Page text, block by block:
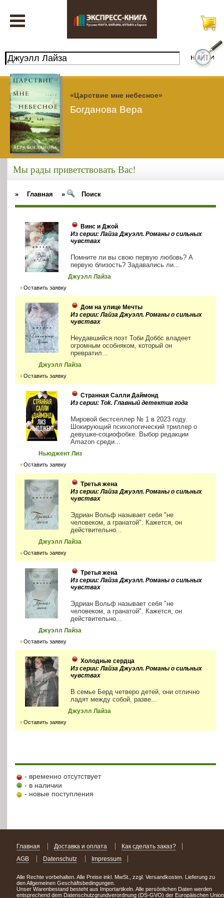
«Царствие мне небесное»
Богданова Вера
Мы рады приветствовать Вас!
» Главная » Поиск
Винс и Джой
Из серии: Лайза Джуэлл. Романы о сильных
чувствах
Помните ли вы свою первую любовь? А
первую близость? Задавались ли...
Джуэлл Лайза
Оставить заявку
Дом на улице Мечты
Из серии: Лайза Джуэлл. Романы о сильных
чувствах
Неудавшийся поэт Тоби Доббс владеет
огромным особняком, который он
превратил...
Джуэлл Лайза
Оставить заявку
Странная Салли Даймонд
Из серии: Tok. Главный детектив года
Мировой бестселлер № 1 в 2023 году.
Шокирующий психологический триллер о
девушке-социофобке. Выбор редакции
Amazon среди...
Ньюджент Лиз
Оставить заявку
Третья жена
Из серии: Лайза Джуэлл. Романы о сильных
чувствах
Эдриан Вольф называет себя "не
человеком, а гранатой". Кажется, он
действительно...
Джуэлл Лайза
Оставить заявку
Третья жена
Из серии: Лайза Джуэлл. Романы о сильных
чувствах
Эдриан Вольф называет себя "не
человеком, а гранатой". Кажется, он
действительно...
Джуэлл Лайза
Оставить заявку
Холодные сердца
Из серии: Лайза Джуэлл. Романы о сильных
чувствах
В семье Берд четверо детей, они отлично
ладят между собой, разве...
Джуэлл Лайза
Оставить заявку
- временно отсутствует
- в наличии
- новые поступления
Главная Доставка и оплата
Как сделать заказ?
AGB
Datenschutz Impressum
Alle Rechte vorbehalten. Alle Preise inkl. MwSt., zzgl. Versandkosten. Lieferung zu
den Allgemeinen Geschäftsbedingungen.
Unser Warenbestand besteht aus Importartikeln. Alle persönlichen Daten werden
entsprechend dem Datenschutzgrundverordnung (DS-GVO) der Europäischen Union